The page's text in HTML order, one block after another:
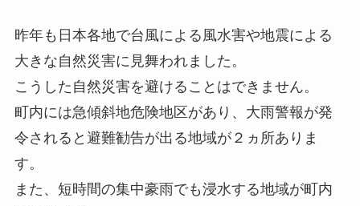
昨年も日本各地で台風による風水害や地震による
大きな自然災害に見舞われました。
こうした自然災害を避けることはできません。
町内には急傾斜地危険地区があり、大雨警報が発
令されると避難勧告が出る地域が２ヵ所ありま
す。
また、短時間の集中豪雨でも浸水する地域が町内